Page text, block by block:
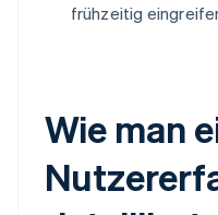
frühzeitig
Wie man